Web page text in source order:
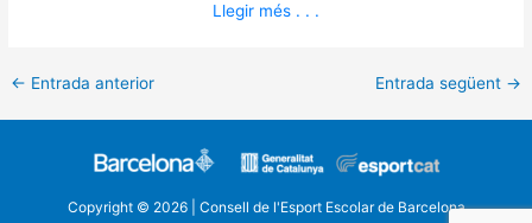
Llegir més . . .
← Entrada anterior Entrada següent →
Copyright © 2026 | Consell de l'Esport Escolar de Barcelona